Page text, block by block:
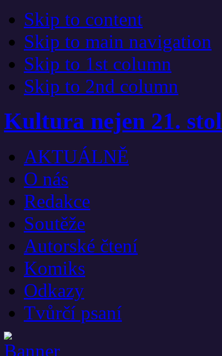
Skip to content
Skip to main navigation
Skip to 1st column
Skip to 2nd column
Kultura nejen 21.
AKTUÁLNĚ
O nás
Redakce
Soutěže
Autorské čtení
Komiks
Odkazy
Tvůrčí psaní